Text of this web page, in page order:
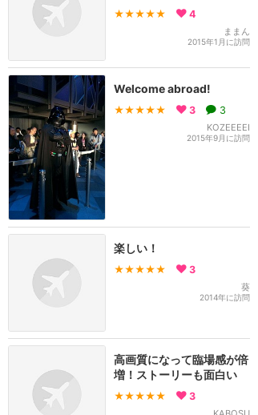
★★★★★ 4
ままん
2015年1月に訪問
Welcome abroad!
★★★★★ 3 3
KOZEEEEI
2015年9月に訪問
楽しい！
★★★★★ 3
葵
2014年に訪問
高画質になって臨場感が倍
増！ストーリーも面白い
★★★★★ 3